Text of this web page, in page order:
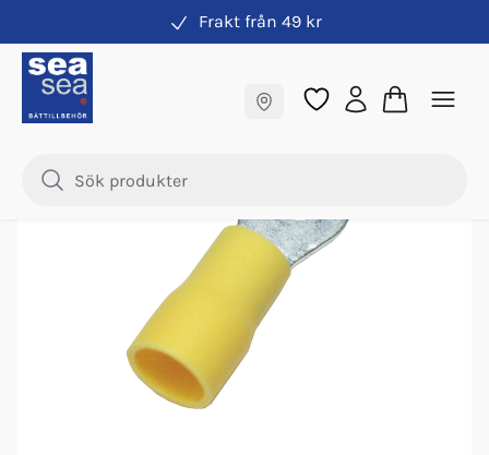
Frakt från 49 kr
Samma pris online & i butik
Nyhet